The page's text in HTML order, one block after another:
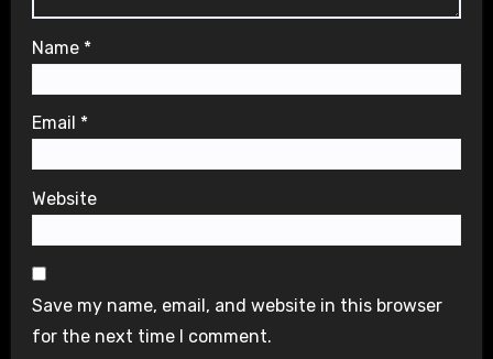
Name *
Email *
Website
Save my name, email, and website in this browser
for the next time I comment.